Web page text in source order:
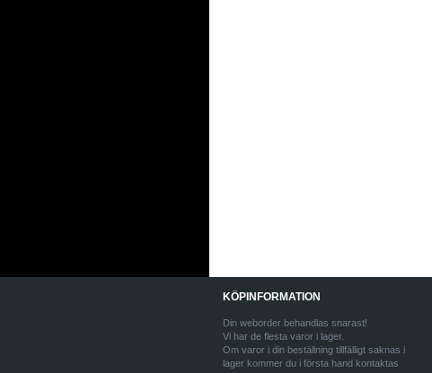
KÖPINFORMATION
Din weborder behandlas snarast!
Vi har de flesta varor i lager.
Om varor i din beställning tillfälligt saknas i
lager kommer du i första hand kontaktas